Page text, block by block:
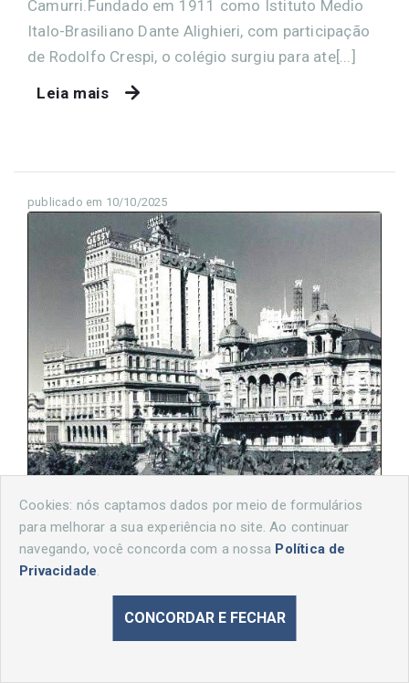
Camurri.Fundado em 1911 como Istituto Medio
Italo-Brasiliano Dante Alighieri, com participação
de Rodolfo Crespi, o colégio surgiu para ate[...]
Leia mais
publicado em 10/10/2025
Cookies: nós captamos dados por meio de formulários
para melhorar a sua experiência no site. Ao continuar
navegando, você concorda com a nossa Política de
Privacidade.
CONCORDAR E FECHAR